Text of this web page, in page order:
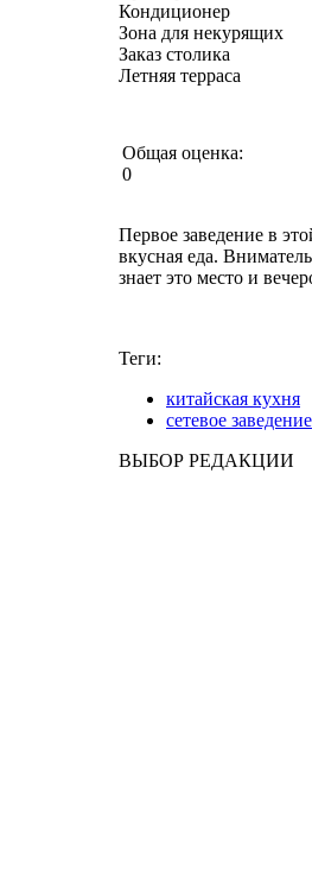
Кондиционер
Зона для некурящих
Заказ столика
Летняя терраса
Общая оценка:
0
Первое заведение в
вкусная еда.
знает это место и
Теги:
китайская кухня
сетевое заведение
ВЫБОР РЕДАКЦИИ